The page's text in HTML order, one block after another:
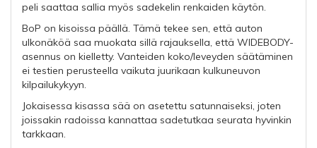
peli saattaa sallia myös sadekelin renkaiden käytön.
BoP on kisoissa päällä. Tämä tekee sen, että auton
ulkonäköä saa muokata sillä rajauksella, että WIDEBODY-
asennus on kielletty. Vanteiden koko/leveyden säätäminen
ei testien perusteella vaikuta juurikaan kulkuneuvon
kilpailukykyyn.
Jokaisessa kisassa sää on asetettu satunnaiseksi, joten
joissakin radoissa kannattaa sadetutkaa seurata hyvinkin
tarkkaan.